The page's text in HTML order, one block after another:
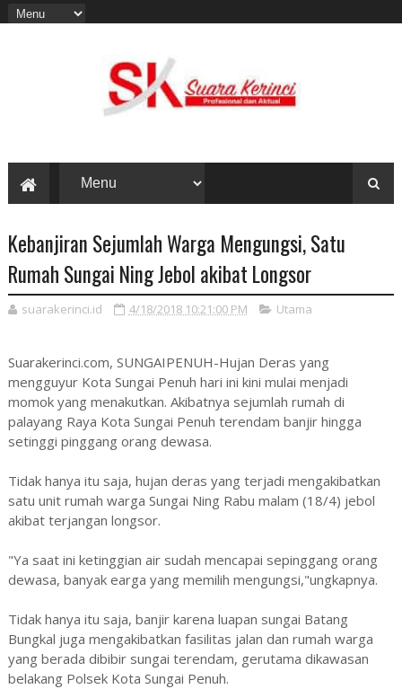
Kebanjiran Sejumlah Warga Mengungsi, Satu
Rumah Sungai Ning Jebol akibat Longsor
suarakerinci.id 4/18/2018 10:21:00 PM Utama
Suarakerinci.com, SUNGAIPENUH-Hujan Deras yang
mengguyur Kota Sungai Penuh hari ini kini mulai menjadi
momok yang menakutkan. Akibatnya sejumlah rumah di
palayang Raya Kota Sungai Penuh terendam banjir hingga
setinggi pinggang orang dewasa.
Tidak hanya itu saja, hujan deras yang terjadi mengakibatkan
satu unit rumah warga Sungai Ning Rabu malam (18/4) jebol
akibat terjangan longsor.
"Ya saat ini ketinggian air sudah mencapai sepinggang orang
dewasa, banyak earga yang memilih mengungsi,"ungkapnya.
Tidak hanya itu saja, banjir karena luapan sungai Batang
Bungkal juga mengakibatkan fasilitas jalan dan rumah warga
yang berada dibibir sungai terendam, gerutama dikawasan
belakang Polsek Kota Sungai Penuh.